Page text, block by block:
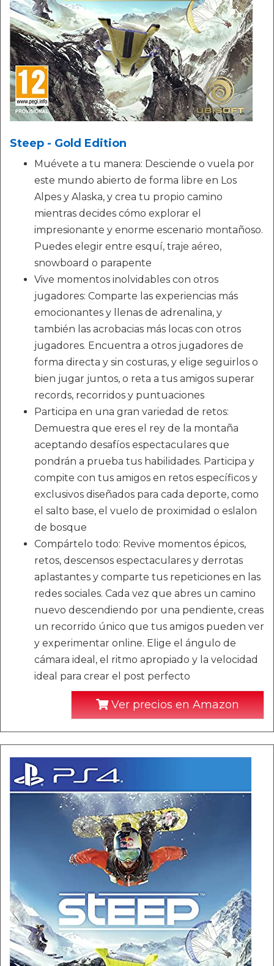
Steep - Gold Edition
Muévete a tu manera: Desciende o vuela por
este mundo abierto de forma libre en Los
Alpes y Alaska, y crea tu propio camino
mientras decides cómo explorar el
impresionante y enorme escenario montañoso.
Puedes elegir entre esquí, traje aéreo,
snowboard o parapente
Vive momentos inolvidables con otros
jugadores: Comparte las experiencias más
emocionantes y llenas de adrenalina, y
también las acrobacias más locas con otros
jugadores. Encuentra a otros jugadores de
forma directa y sin costuras, y elige seguirlos o
bien jugar juntos, o reta a tus amigos superar
records, recorridos y puntuaciones
Participa en una gran variedad de retos:
Demuestra que eres el rey de la montaña
aceptando desafíos espectaculares que
pondrán a prueba tus habilidades. Participa y
compite con tus amigos en retos específicos y
exclusivos diseñados para cada deporte, como
el salto base, el vuelo de proximidad o eslalon
de bosque
Compártelo todo: Revive momentos épicos,
retos, descensos espectaculares y derrotas
aplastantes y comparte tus repeticiones en las
redes sociales. Cada vez que abres un camino
nuevo descendiendo por una pendiente, creas
un recorrido único que tus amigos pueden ver
y experimentar online. Elige el ángulo de
cámara ideal, el ritmo apropiado y la velocidad
ideal para crear el post perfecto
Ver precios en Amazon